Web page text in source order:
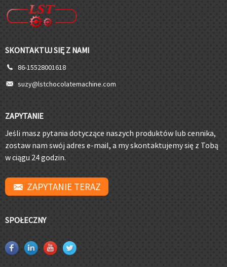
SKONTAKTUJ SIĘ Z NAMI
86-15528001618
suzy@lstchocolatemachine.com
ZAPYTANIE
Jeśli masz pytania dotyczące naszych produktów lub cennika,
zostaw nam swój adres e-mail, a my skontaktujemy się z Tobą
w ciągu 24 godzin.
ZAPYTANIE TERAZ
SPOŁECZNY